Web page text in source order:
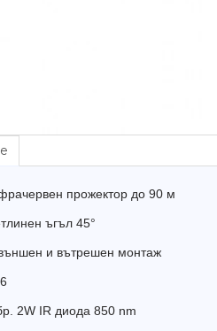
прожектор до 90 м
ъгъл 45°
и вътрешен монтаж
2W IR диодa 850 nm